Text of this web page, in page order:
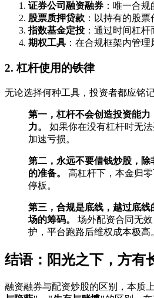
证券公司融资融券 ：唯一合
股票质押贷款 ：以持有的股
指数基金定投 ：通过时间杠
期权工具 ：在合规框架内管理
2. 杠杆使用的铁律
无论选择何种工具，投资者都应铭记
第一，杠杆不会创造投资能力
力。
如果你在没有杠杆时无
加速亏损。
第二，永远不要借钱炒股，除
的准备。
高杠杆下，本金归
停板。
第三，合规是底线，越过底
场的筹码。
场外配资合同无
护，平台跑路后维权成本极高
结语：阳光之下，方有
融资融券与配资炒股的区别，本质